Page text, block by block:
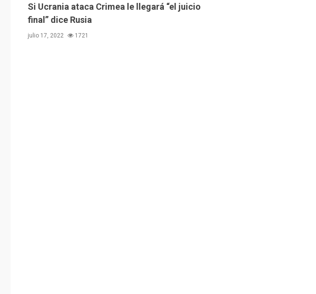
Si Ucrania ataca Crimea le llegará “el juicio
final” dice Rusia
julio 17, 2022 1721